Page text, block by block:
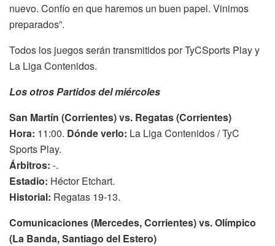
nuevo. Confío en que haremos un buen papel. Vinimos
preparados”.
Todos los juegos serán transmitidos por TyCSports Play y
La Liga Contenidos.
Los otros Partidos del miércoles
San Martín (Corrientes) vs. Regatas (Corrientes)
Hora: 11:00. Dónde verlo: La Liga Contenidos / TyC
Sports Play.
Árbitros: -.
Estadio: Héctor Etchart.
Historial: Regatas 19-13.
Comunicaciones (Mercedes, Corrientes) vs. Olímpico
(La Banda, Santiago del Estero)